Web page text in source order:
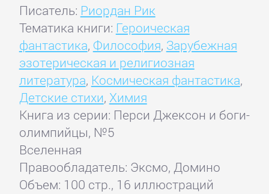
Писатель: Риордан Рик
Тематика книги: Героическая
фантастика, Философия, Зарубежная
эзотерическая и религиозная
литература, Космическая фантастика,
Детские стихи, Химия
Книга из серии: Перси Джексон и боги-
олимпийцы, №5
Вселенная
Правообладатель: Эксмо, Домино
Объем: 100 стр., 16 иллюстраций